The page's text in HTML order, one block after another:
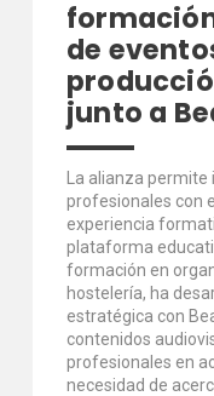
de
junto a
La alianza
profesionales con
experiencia
plataforma
formación en
hostelería, ha
estratégica con
contenidos
profesionales en
necesidad de